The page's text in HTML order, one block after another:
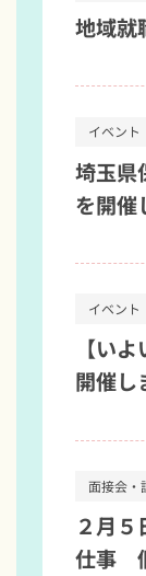
地域就
イベント
埼玉県
を開催
イベント
【い
開催し
面接会・
２月
仕事